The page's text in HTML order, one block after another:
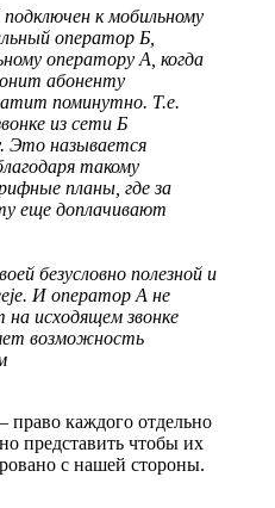
к мобильному
оператор Б,
оператору А, когда
абоненту
поминутно. Т.е.
из сети Б
Это называется
такому
планы, где за
еще доплачивают
безусловно полезной и
И оператор А не
исходящем звонке
возможность
каждого отдельно
представить чтобы их
с нашей стороны.